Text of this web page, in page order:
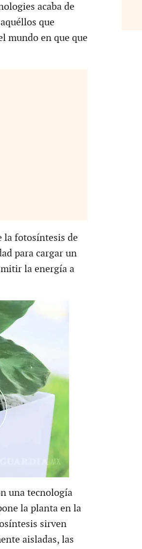
acaba de
que
mundo en que que
la fotosíntesis de
para cargar un
la energía a
una tecnología
la planta en la
sirven
aisladas, las